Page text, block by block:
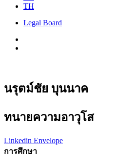
TH
Legal Board
นรุตม์ชัย บุนนาค
ทนายความอาวุโส
Linkedin Envelope
การศึกษา